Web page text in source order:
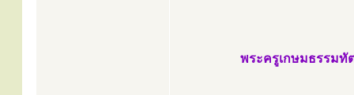
พระครูเกษมธรรมทั